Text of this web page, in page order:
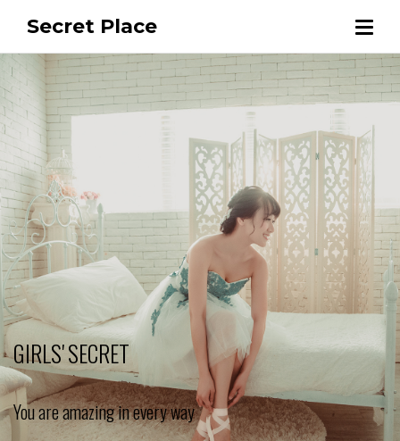
Secret Place
GIRLS' SECRET
You are amazing in every way